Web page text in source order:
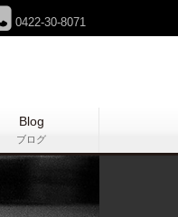
0422-30-8071
Blog
ブログ